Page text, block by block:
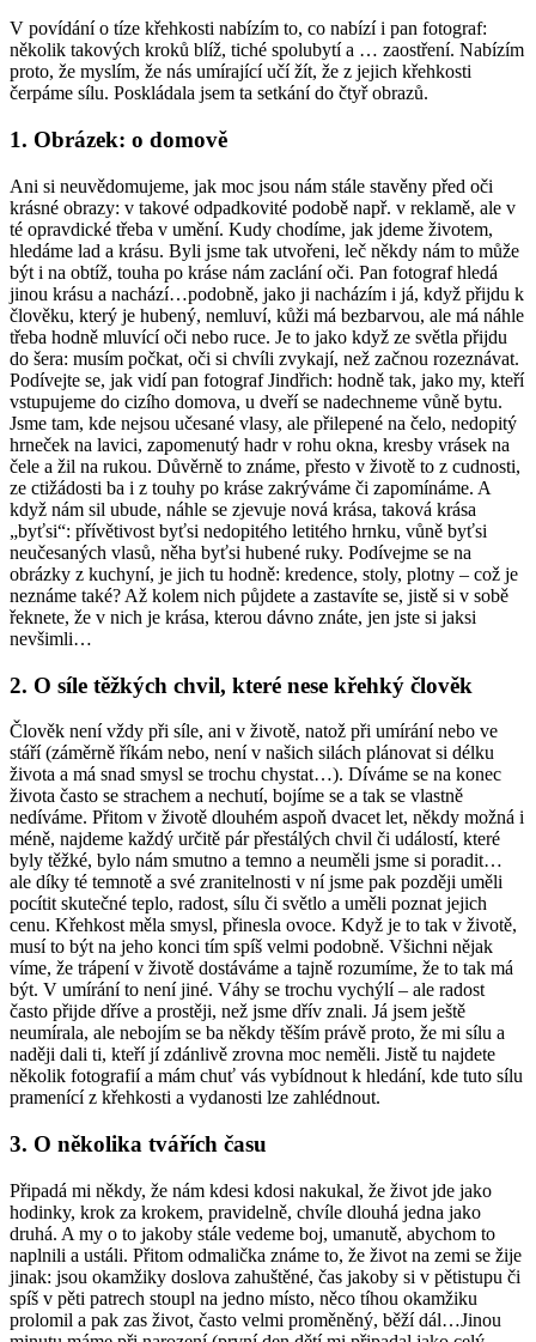
V povídání o tíze křehkosti nabízím to, co nabízí i pan fotograf:
několik takových kroků blíž, tiché spolubytí a … zaostření. Nabízím
proto, že myslím, že nás umírající učí žít, že z jejich křehkosti
čerpáme sílu. Poskládala jsem ta setkání do čtyř obrazů.
1. Obrázek: o domově
Ani si neuvědomujeme, jak moc jsou nám stále stavěny před oči
krásné obrazy: v takové odpadkovité podobě např. v reklamě, ale v
té opravdické třeba v umění. Kudy chodíme, jak jdeme životem,
hledáme lad a krásu. Byli jsme tak utvořeni, leč někdy nám to může
být i na obtíž, touha po kráse nám zaclání oči. Pan fotograf hledá
jinou krásu a nachází…podobně, jako ji nacházím i já, když přijdu k
člověku, který je hubený, nemluví, kůži má bezbarvou, ale má náhle
třeba hodně mluvící oči nebo ruce. Je to jako když ze světla přijdu
do šera: musím počkat, oči si chvíli zvykají, než začnou rozeznávat.
Podívejte se, jak vidí pan fotograf Jindřich: hodně tak, jako my, kteří
vstupujeme do cizího domova, u dveří se nadechneme vůně bytu.
Jsme tam, kde nejsou učesané vlasy, ale přilepené na čelo, nedopitý
hrneček na lavici, zapomenutý hadr v rohu okna, kresby vrásek na
čele a žil na rukou. Důvěrně to známe, přesto v životě to z cudnosti,
ze ctižádosti ba i z touhy po kráse zakrýváme či zapomínáme. A
když nám sil ubude, náhle se zjevuje nová krása, taková krása
„byťsi“: přívětivost byťsi nedopitého letitého hrnku, vůně byťsi
neučesaných vlasů, něha byťsi hubené ruky. Podívejme se na
obrázky z kuchyní, je jich tu hodně: kredence, stoly, plotny – což je
neznáme také? Až kolem nich půjdete a zastavíte se, jistě si v sobě
řeknete, že v nich je krása, kterou dávno znáte, jen jste si jaksi
nevšimli…
2. O síle těžkých chvil, které nese křehký člověk
Člověk není vždy při síle, ani v životě, natož při umírání nebo ve
stáří (záměrně říkám nebo, není v našich silách plánovat si délku
života a má snad smysl se trochu chystat…). Díváme se na konec
života často se strachem a nechutí, bojíme se a tak se vlastně
nedíváme. Přitom v životě dlouhém aspoň dvacet let, někdy možná i
méně, najdeme každý určitě pár přestálých chvil či událostí, které
byly těžké, bylo nám smutno a temno a neuměli jsme si poradit…
ale díky té temnotě a své zranitelnosti v ní jsme pak později uměli
pocítit skutečné teplo, radost, sílu či světlo a uměli poznat jejich
cenu. Křehkost měla smysl, přinesla ovoce. Když je to tak v životě,
musí to být na jeho konci tím spíš velmi podobně. Všichni nějak
víme, že trápení v životě dostáváme a tajně rozumíme, že to tak má
být. V umírání to není jiné. Váhy se trochu vychýlí – ale radost
často přijde dříve a prostěji, než jsme dřív znali. Já jsem ještě
neumírala, ale nebojím se ba někdy těším právě proto, že mi sílu a
naději dali ti, kteří jí zdánlivě zrovna moc neměli. Jistě tu najdete
několik fotografií a mám chuť vás vybídnout k hledání, kde tuto sílu
pramenící z křehkosti a vydanosti lze zahlédnout.
3. O několika tvářích času
Připadá mi někdy, že nám kdesi kdosi nakukal, že život jde jako
hodinky, krok za krokem, pravidelně, chvíle dlouhá jedna jako
druhá. A my o to jakoby stále vedeme boj, umanutě, abychom to
naplnili a ustáli. Přitom odmalička známe to, že život na zemi se žije
jinak: jsou okamžiky doslova zahuštěné, čas jakoby si v pětistupu či
spíš v pěti patrech stoupl na jedno místo, něco tíhou okamžiku
prolomil a pak zas život, často velmi proměněný, běží dál…Jinou